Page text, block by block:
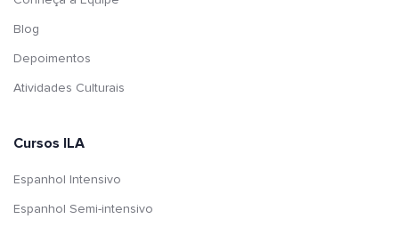
Blog
Depoimentos
Atividades Culturais
Cursos ILA
Espanhol Intensivo
Espanhol Semi-intensivo